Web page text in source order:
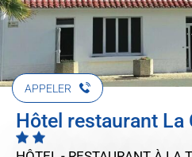
APPELER
Hôtel restaurant La